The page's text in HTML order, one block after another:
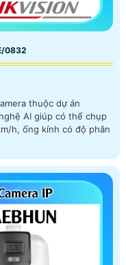
0832
thuộc dự án
AI giúp có thể chụp
h, ống kính có độ phân